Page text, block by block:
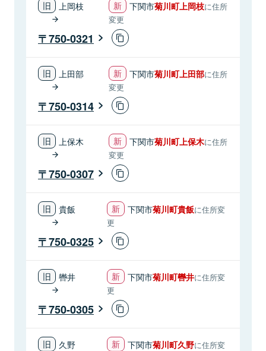
上岡枝 下関市菊川町上岡枝に住所
変更
750-0321
上田部 下関市菊川町上田部に住所
変更
750-0314
上保木 下関市菊川町上保木に住所
変更
750-0307
貴飯 下関市菊川町貴飯に住所変
更
750-0325
轡井 下関市菊川町轡井に住所変
更
750-0305
久野 下関市菊川町久野に住所変